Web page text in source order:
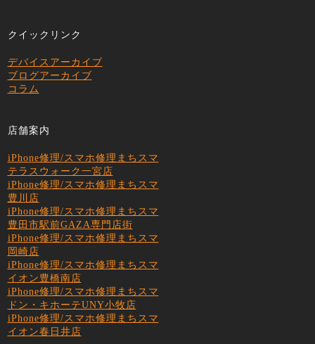
クイックリンク
デバイスアーカイブ
ブログアーカイブ
コラム
店舗案内
iPhone修理/スマホ修理まちスマ
テラスウォーク一宮店
iPhone修理/スマホ修理まちスマ
豊川店
iPhone修理/スマホ修理まちスマ
豊田市駅前GAZA専門店街
iPhone修理/スマホ修理まちスマ
岡崎店
iPhone修理/スマホ修理まちスマ
イオン豊橋南店
iPhone修理/スマホ修理まちスマ
ドン・キホーテUNY小牧店
iPhone修理/スマホ修理まちスマ
イオン春日井店